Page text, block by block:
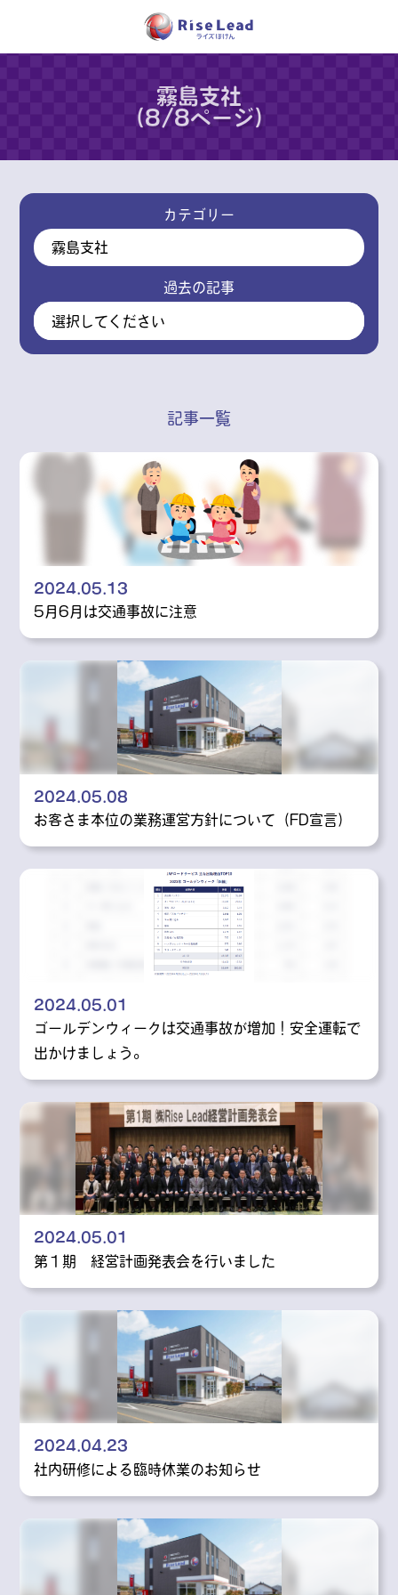
霧島支社
（8/8ページ）
カテゴリー
過去の記事
記事一覧
2024.05.13
5月6月は交通事故に注意
2024.05.08
お客さま本位の業務運営方針について（FD宣言）
2024.05.01
ゴールデンウィークは交通事故が増加！安全運転で
出かけましょう。
2024.05.01
第１期 経営計画発表会を行いました
2024.04.23
社内研修による臨時休業のお知らせ